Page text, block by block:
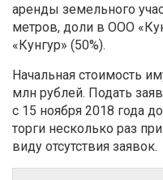
аренды земельного
метров, доли в ООО
«Кунгур» (50%).
Начальная стоимость
млн рублей. Подать
с 15 ноября 2018 года
торги несколько раз
виду отсутствия заявок.